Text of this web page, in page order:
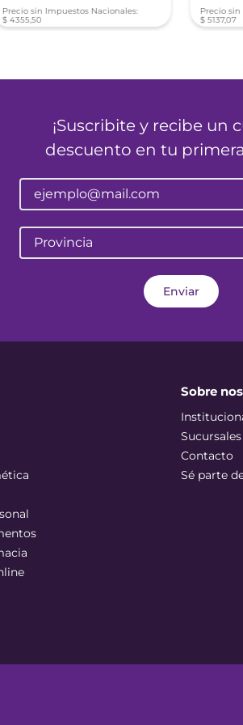
Precio sin Impuestos Nacionales:
$ 4355,50
Precio sin
$ 5137,07
¡Suscribite y recibe un
descuento en tu
Provincia
Enviar
Sobre
Sucursales
Contacto
Sé parte